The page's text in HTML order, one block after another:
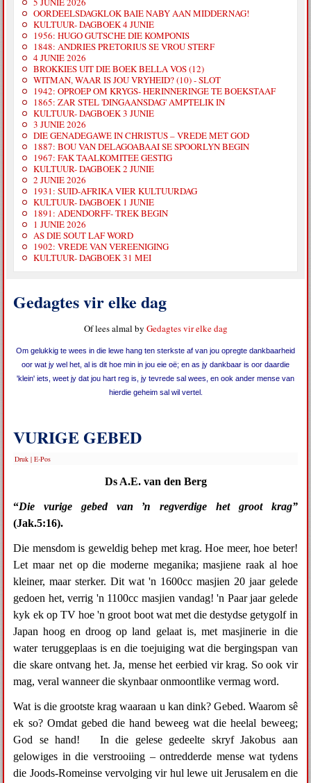
OORDEELSDAGKLOK BAIE NABY AAN MIDDERNAG!
KULTUUR- DAGBOEK 4 JUNIE
1956: HUGO GUTSCHE DIE KOMPONIS
1848: ANDRIES PRETORIUS SE VROU STERF
4 JUNIE 2026
BROKKIES UIT DIE BOEK BELLA VOS (12)
WITMAN, WAAR IS JOU VRYHEID? (10) - SLOT
1942: OPROEP OM KRYGS- HERINNERINGE TE BOEKSTAAF
1865: ZAR STEL 'DINGAANSDAG' AMPTELIK IN
KULTUUR- DAGBOEK 3 JUNIE
3 JUNIE 2026
DIE GENADEGAWE IN CHRISTUS – VREDE MET GOD
1887: BOU VAN DELAGOABAAI SE SPOORLYN BEGIN
1967: FAK TAALKOMITEE GESTIG
KULTUUR- DAGBOEK 2 JUNIE
2 JUNIE 2026
1931: SUID-AFRIKA VIER KULTUURDAG
KULTUUR- DAGBOEK 1 JUNIE
1891: ADENDORFF- TREK BEGIN
1 JUNIE 2026
AS DIE SOUT LAF WORD
1902: VREDE VAN VEREENIGING
KULTUUR- DAGBOEK 31 MEI
Gedagtes vir elke dag
Of lees almal by Gedagtes vir elke dag
Om gelukkig te wees in die lewe hang ten sterkste af van jou opregte dankbaarheid
oor wat jy wel het, al is dit hoe min in jou eie oë; en as jy dankbaar is oor daardie
'klein' iets, weet jy dat jou hart reg is, jy tevrede sal wees, en ook ander mense van
hierdie geheim sal wil vertel.
VURIGE GEBED
Druk |E-Pos
Ds A.E. van den Berg
“Die vurige gebed van ŉ regverdige het groot krag”
(Jak.5:16).
Die mensdom is geweldig behep met krag. Hoe meer, hoe beter!
Let maar net op die moderne meganika; masjiene raak al hoe
kleiner, maar sterker. Dit wat 'n 1600cc masjien 20 jaar gelede
gedoen het, verrig 'n 1100cc masjien vandag! 'n Paar jaar gelede
kyk ek op TV hoe 'n groot boot wat met die destydse getygolf in
Japan hoog en droog op land gelaat is, met masjinerie in die
water teruggeplaas is en die toejuiging wat die bergingspan van
die skare ontvang het. Ja, mense het eerbied vir krag. So ook vir
mag, veral wanneer die skynbaar onmoontlike vermag word.
Wat is die grootste krag waaraan u kan dink? Gebed. Waarom sê
ek so? Omdat gebed die hand beweeg wat die heelal beweeg;
God se hand! In die gelese gedeelte skryf Jakobus aan
gelowiges in die verstrooiing – ontredderde mense wat tydens
die Joods-Romeinse vervolging vir hul lewe uit Jerusalem en die